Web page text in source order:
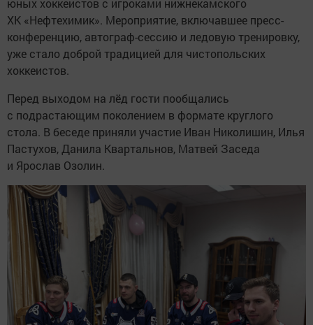
юных хоккеистов с игроками нижнекамского
ХК «Нефтехимик». Мероприятие, включавшее пресс-
конференцию, автограф-сессию и ледовую тренировку,
уже стало доброй традицией для чистопольских
хоккеистов.
Перед выходом на лёд гости пообщались
с подрастающим поколением в формате круглого
стола. В беседе приняли участие Иван Николишин, Илья
Пастухов, Данила Квартальнов, Матвей Заседа
и Ярослав Озолин.